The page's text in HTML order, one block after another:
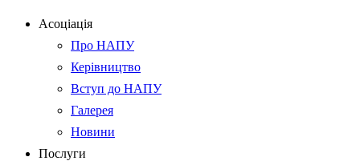
Асоціація
Про НАПУ
Керівництво
Вступ до НАПУ
Галерея
Новини
Послуги